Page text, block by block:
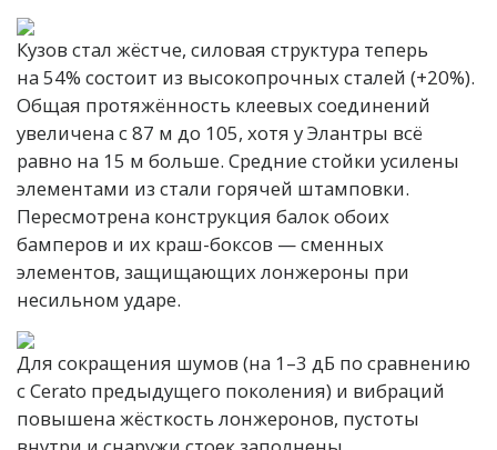
Кузов стал жёстче, силовая структура теперь
на 54% состоит из высокопрочных сталей (+20%).
Общая протяжённость клеевых соединений
увеличена с 87 м до 105, хотя у Элантры всё
равно на 15 м больше. Средние стойки усилены
элементами из стали горячей штамповки.
Пересмотрена конструкция балок обоих
бамперов и их краш-боксов — сменных
элементов, защищающих лонжероны при
несильном ударе.
Для сокращения шумов (на 1–3 дБ по сравнению
с Cerato предыдущего поколения) и вибраций
повышена жёсткость лонжеронов, пустоты